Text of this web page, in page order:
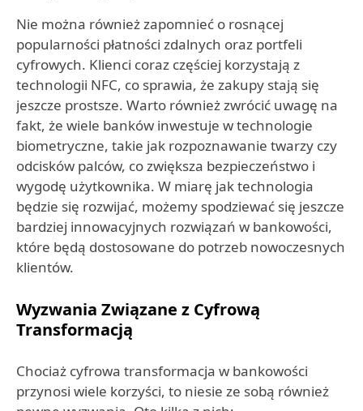
Nie można również zapomnieć o rosnącej
popularności płatności zdalnych oraz portfeli
cyfrowych. Klienci coraz częściej korzystają z
technologii NFC, co sprawia, że zakupy stają się
jeszcze prostsze. Warto również zwrócić uwagę na
fakt, że wiele banków inwestuje w technologie
biometryczne, takie jak rozpoznawanie twarzy czy
odcisków palców, co zwiększa bezpieczeństwo i
wygodę użytkownika. W miarę jak technologia
będzie się rozwijać, możemy spodziewać się jeszcze
bardziej innowacyjnych rozwiązań w bankowości,
które będą dostosowane do potrzeb nowoczesnych
klientów.
Wyzwania Związane z Cyfrową
Transformacją
Chociaż cyfrowa transformacja w bankowości
przynosi wiele korzyści, to niesie ze sobą również